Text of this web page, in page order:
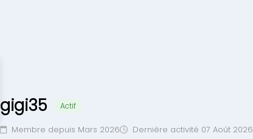
gigi35 Actif
Membre depuis Mars 2026 Dernière activité 07 Août 2026